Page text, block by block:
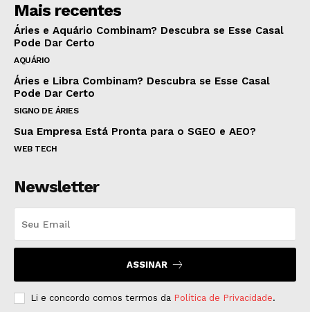
Mais recentes
Áries e Aquário Combinam? Descubra se Esse Casal
Pode Dar Certo
AQUÁRIO
Áries e Libra Combinam? Descubra se Esse Casal
Pode Dar Certo
SIGNO DE ÁRIES
Sua Empresa Está Pronta para o SGEO e AEO?
WEB TECH
Newsletter
ASSINAR
Li e concordo comos termos da Política de Privacidade.